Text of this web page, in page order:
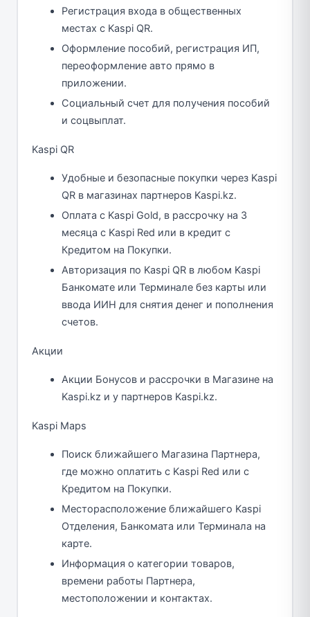
Регистрация входа в общественных
местах с Kaspi QR.
Оформление пособий, регистрация ИП,
переоформление авто прямо в
приложении.
Социальный счет для получения пособий
и соцвыплат.
Kaspi QR
Удобные и безопасные покупки через Kaspi
QR в магазинах партнеров Kaspi.kz.
Оплата с Kaspi Gold, в рассрочку на 3
месяца с Kaspi Red или в кредит с
Кредитом на Покупки.
Авторизация по Kaspi QR в любом Kaspi
Банкомате или Терминале без карты или
ввода ИИН для снятия денег и пополнения
счетов.
Акции
Акции Бонусов и рассрочки в Магазине на
Kaspi.kz и у партнеров Kaspi.kz.
Kaspi Maps
Поиск ближайшего Магазина Партнера,
где можно оплатить с Kaspi Red или с
Кредитом на Покупки.
Месторасположение ближайшего Kaspi
Отделения, Банкомата или Терминала на
карте.
Информация о категории товаров,
времени работы Партнера,
местоположении и контактах.